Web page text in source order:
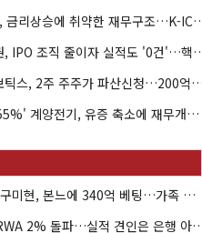
NH농협생명, 금리상승에 취
신한투자증권, IPO 조직 줄
해성에어로보틱스, 2주 주주가 파산
'부채비율 955%' 계양전기, 유증 축소에 재무개선 효과 '뚝'
아워홈 떠난 구미현, 본느에 340억 베팅…가족 지배체제 구축
JB금융 RORWA 2% 돌파…실